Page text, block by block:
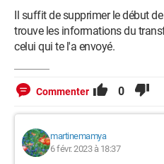
Il suffit de supprimer le début
trouve les informations du
celui qui te l'a envoyé.
Commenter 0
martinemamya
6 févr. 2023 à 18:37